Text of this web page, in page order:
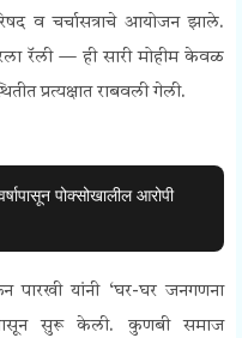
व चर्चासत्राचे आयोजन झाले.
रॅली — ही सारी मोहीम केवळ
प्रत्यक्षात राबवली गेली.
पोक्सोखालील आरोपी
पारखी यांनी ‘घर-घर जनगणना
पासून सुरू केली. कुणबी समाज